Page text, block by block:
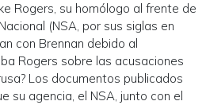
Rogers, su homólogo al frente de
(NSA, por sus siglas en
con Brennan debido al
Rogers sobre las acusaciones
Los documentos publicados
su agencia, el NSA, junto con el